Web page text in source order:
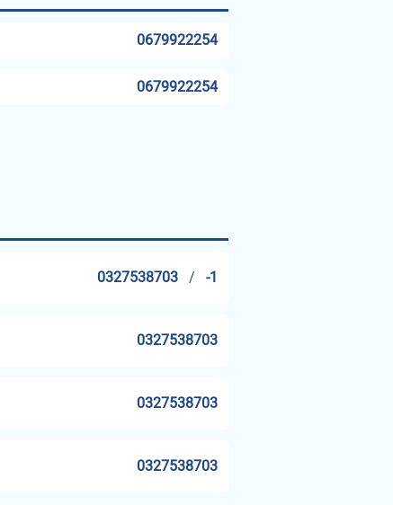
0679922254
0679922254
0327538703 / -1
0327538703
0327538703
0327538703